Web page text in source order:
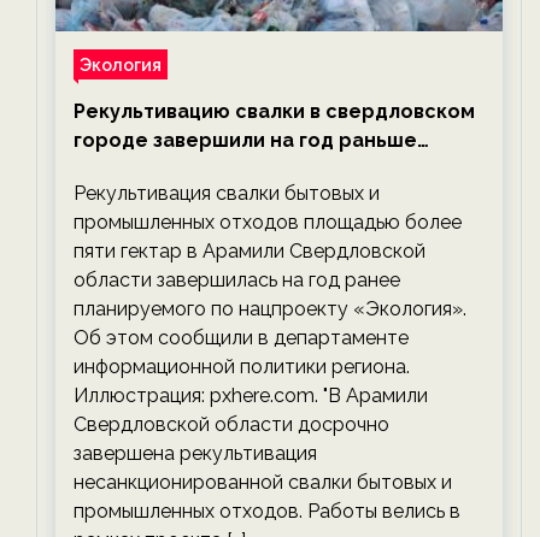
Экология
Рекультивацию свалки в свердловском
городе завершили на год раньше
экологии на ECOportal
Рекультивация свалки бытовых и
промышленных отходов площадью более
пяти гектар в Арамили Свердловской
области завершилась на год ранее
планируемого по нацпроекту «Экология».
Об этом сообщили в департаменте
информационной политики региона.
Иллюстрация: pxhere.com. "В Арамили
Свердловской области досрочно
завершена рекультивация
несанкционированной свалки бытовых и
промышленных отходов. Работы велись в